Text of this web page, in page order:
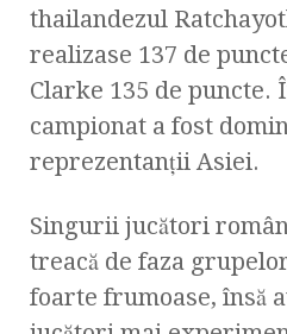
thailandezul
realizase 137 de
Clarke 135 de puncte.
campionat a fost
reprezentanţii Asiei.
Singurii jucători
treacă de faza
foarte frumoase, însă